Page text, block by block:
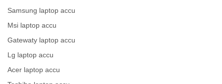
Samsung laptop accu
Msi laptop accu
Gatewaty laptop accu
Lg laptop accu
Acer laptop accu